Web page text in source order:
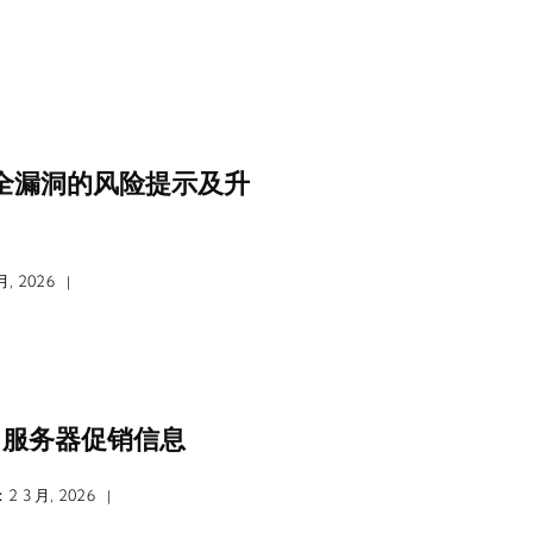
洞的风险提示及升
, 2026 |
务器促销信息
2 3 月, 2026 |